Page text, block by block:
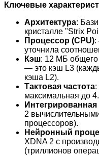
Ключевые
Архитектура:
кристалле "Strix
Процессор (CPU):
уточнила
Кэш: 12 МБ общего
— это кэш L3
кэша L2).
Тактовая частота:
максимальная до
2
процессоров).
Нейронный
XDNA 2 с
(триллионов